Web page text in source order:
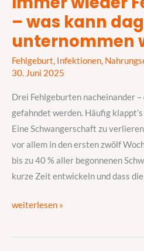
– was kann
unternommen
Fehlgeburt, Infektionen,
30. Juni 2025
Drei Fehlgeburten nacheinander
gefahndet werden. Häufig
Eine Schwangerschaft zu
vor allem in den ersten zwölf
bis zu 40 % aller begonnenen
kurze Zeit entwickeln und dass die
wieder
–
was
kann
dagegen
unternommen
werden?
weiterlesen »